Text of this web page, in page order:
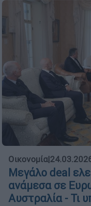
Οικονομία|
Μεγάλο deal
ανάμεσα σε
Αυστραλία - Τι